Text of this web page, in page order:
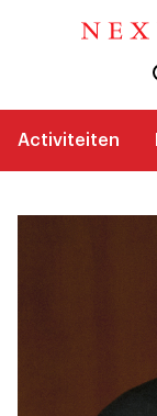
Activiteiten